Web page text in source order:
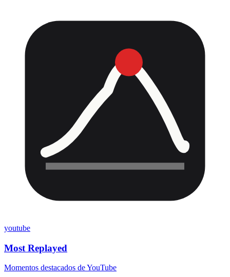
youtube
Most Replayed
Momentos destacados de YouTube